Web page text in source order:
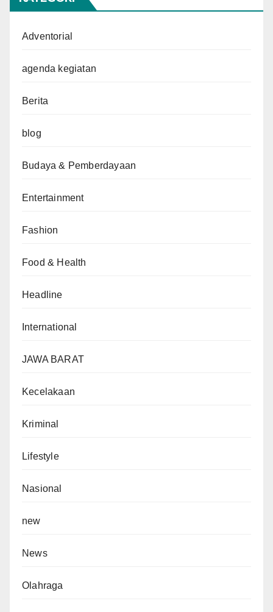
Adventorial
agenda kegiatan
Berita
blog
Budaya & Pemberdayaan
Entertainment
Fashion
Food & Health
Headline
International
JAWA BARAT
Kecelakaan
Kriminal
Lifestyle
Nasional
new
News
Olahraga